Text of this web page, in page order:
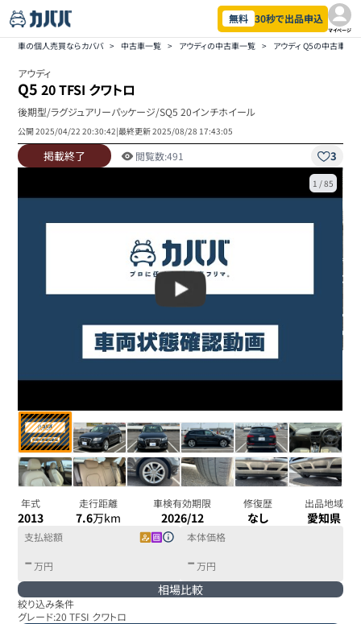
無料 30秒で出品申込
マイページ
車の個人売買ならカババ > 中古車一覧 > アウディの中古車一覧 > アウディ Q5の中古車一
アウディ
Q5 20 TFSI クワトロ
後期型/ラグジュアリーパッケージ/SQ5 20インチホイール
公開2025/04/22 20:30:42|最終更新2025/08/28 17:43:05
掲載終了 閲覧数:491 3
1 /85
年式
2013
走行距離
7.6万km
車検有効期限
2026/12
修復歴
なし
出品地域
愛知県
支払総額
- 万円
本体価格
- 万円
相場比較
絞り込み条件
グレード:20 TFSI クワトロ